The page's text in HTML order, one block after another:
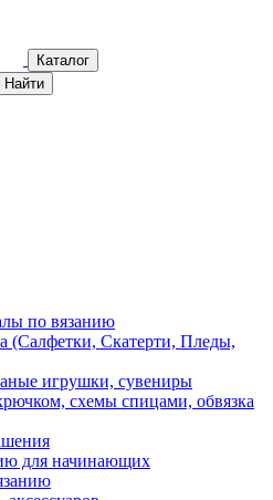
Каталог
Найти
по вязанию
(Салфетки, Скатерти, Пледы,
игрушки, сувениры
схемы спицами, обвязка
для начинающих